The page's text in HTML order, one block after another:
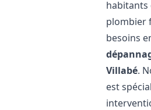
habitants
plombier
besoins
Villabé.
est